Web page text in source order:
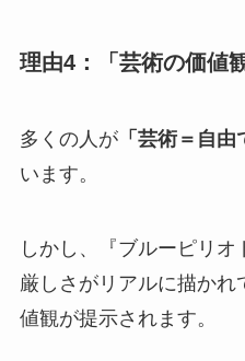
理由4：「芸術の価値
多くの人が「芸術＝自由
います。
しかし、『ブルーピリオ
厳しさがリアルに描かれ
値観が提示されます。